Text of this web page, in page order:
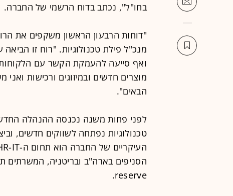
בחו"ל", נכתב בדוח הרשמי של החברה.
"דוחות הרבעון הראשון משקפים את
מנכ"ל פילת טכנולוגיות. "רוח זו
ואף סייעה להעמקת הקשר עם הלקוחות
מוצרים חדשים ובמיזוגים ורכישות
הבאים".
לפני פחות משנה נכנסה ההנהלה
טכנולוגיות נפתחה לשווקים חדשים,
reserve.